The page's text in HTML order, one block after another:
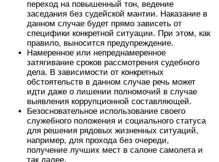
переход на повышенный тон, ведение
заседания без судейской мантии. Наказание в
данном случае будет прямо зависеть от
специфики конкретной ситуации. При этом, как
правило, выносится предупреждение.
Намеренное или непреднамеренное
затягивание сроков рассмотрения судебного
дела. В зависимости от конкретных
обстоятельств в данном случае речь может
идти даже о лишении полномочий в случае
выявления коррупционной составляющей.
Безосновательное использование своего
служебного положения и социального статуса
для решения рядовых жизненных ситуаций,
например, для прохода без очереди,
получение лучших мест в салоне самолета и
так далее.